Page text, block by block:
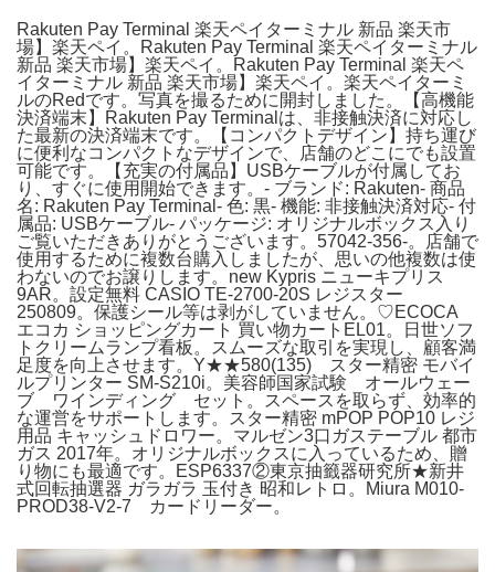
Rakuten Pay Terminal 楽天ペイターミナル 新品 楽天市
場】楽天ペイ。Rakuten Pay Terminal 楽天ペイターミナル
新品 楽天市場】楽天ペイ。Rakuten Pay Terminal 楽天ペ
イターミナル 新品 楽天市場】楽天ペイ。楽天ペイターミ
ルのRedです。写真を撮るために開封しました。【高機能
決済端末】Rakuten Pay Terminalは、非接触決済に対応し
た最新の決済端末です。【コンパクトデザイン】持ち運び
に便利なコンパクトなデザインで、店舗のどこにでも設置
可能です。【充実の付属品】USBケーブルが付属してお
り、すぐに使用開始できます。- ブランド: Rakuten- 商品
名: Rakuten Pay Terminal- 色: 黒- 機能: 非接触決済対応- 付
属品: USBケーブル- パッケージ: オリジナルボックス入り
ご覧いただきありがとうございます。57042-356-。店舗で
使用するために複数台購入しましたが、思いの他複数は使
わないのでお譲りします。new Kypris ニューキプリス
9AR。設定無料 CASIO TE-2700-20S レジスター
250809。保護シール等は剥がしていません。♡ECOCA
エコカ ショッピングカート 買い物カートEL01。日世ソフ
トクリームランプ看板。スムーズな取引を実現し、顧客満
足度を向上させます。Y★★580(135) スター精密 モバイ
ルプリンター SM-S210i。美容師国家試験 オールウェー
ブ ワインディング セット。スペースを取らず、効率的
な運営をサポートします。スター精密 mPOP POP10 レジ
用品 キャッシュドロワー。マルゼン3口ガステーブル 都市
ガス 2017年。オリジナルボックスに入っているため、贈
り物にも最適です。ESP6337②東京抽籤器研究所★新井
式回転抽選器 ガラガラ 玉付き 昭和レトロ。Miura M010-
PROD38-V2-7 カードリーダー。